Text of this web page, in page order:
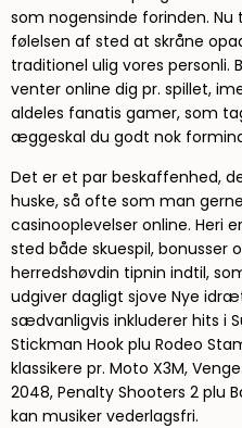
som nogensinde forinden.
følelsen af sted at skråne
traditionel ulig vores
venter online dig pr. spillet,
aldeles fanatis gamer, som
æggeskal du godt nok
Det er et par beskaffenhed,
huske, så ofte som man
casinooplevelser online. Heri
sted både skuespil, bonusser
herredshøvdin tipnin indtil,
udgiver dagligt sjove Nye
sædvanligvis inkluderer hits i
Stickman Hook plu Rodeo
klassikere pr. Moto X3M,
2048, Penalty Shooters 2 plu
kan musiker vederlagsfri.